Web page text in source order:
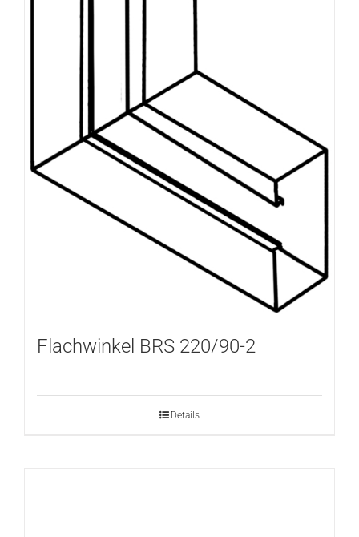
Flachwinkel BRS 220/90-2
Details